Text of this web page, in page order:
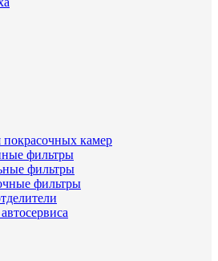
камер
фильтры
фильтры
фильтры